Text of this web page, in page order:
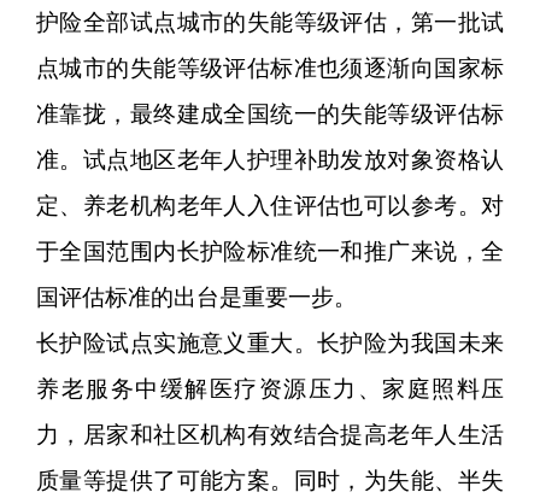
护险全部试点城市的失能等级评估，第一批试
点城市的失能等级评估标准也须逐渐向国家标
准靠拢，最终建成全国统一的失能等级评估标
准。试点地区老年人护理补助发放对象资格认
定、养老机构老年人入住评估也可以参考。对
于全国范围内长护险标准统一和推广来说，全
国评估标准的出台是重要一步。
长护险试点实施意义重大。长护险为我国未来
养老服务中缓解医疗资源压力、家庭照料压
力，居家和社区机构有效结合提高老年人生活
质量等提供了可能方案。同时，为失能、半失